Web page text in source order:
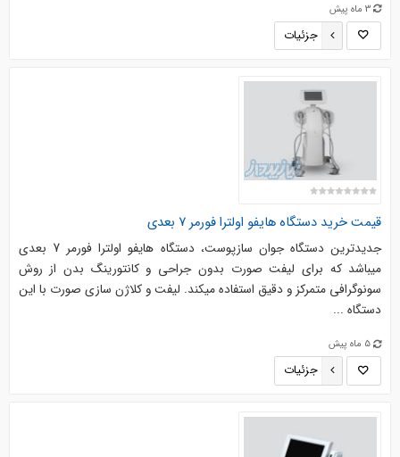
3 ماه پیش
جزئیات
قیمت خرید دستگاه هایفو اولترا فورمر 7 بعدی
جدیدترین دستگاه جوان سازپوست، دستگاه هایفو اولترا فورمر 7 بعدی
میباشد که برای لیفت صورت بدون جراحی و کانتورینگ بدن از روش
سونوگرافی متمرکز و دقیق استفاده میکند. لیفت و کلاژن سازی صورت با این
دستگاه ...
5 ماه پیش
جزئیات